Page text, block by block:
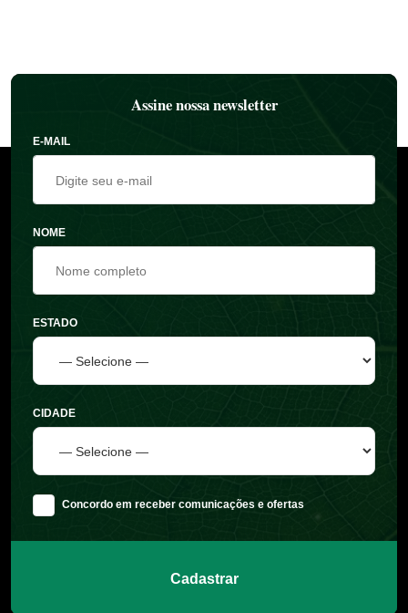
Assine nossa newsletter
E-MAIL
NOME
ESTADO
CIDADE
Concordo em receber comunicações e ofertas
Cadastrar